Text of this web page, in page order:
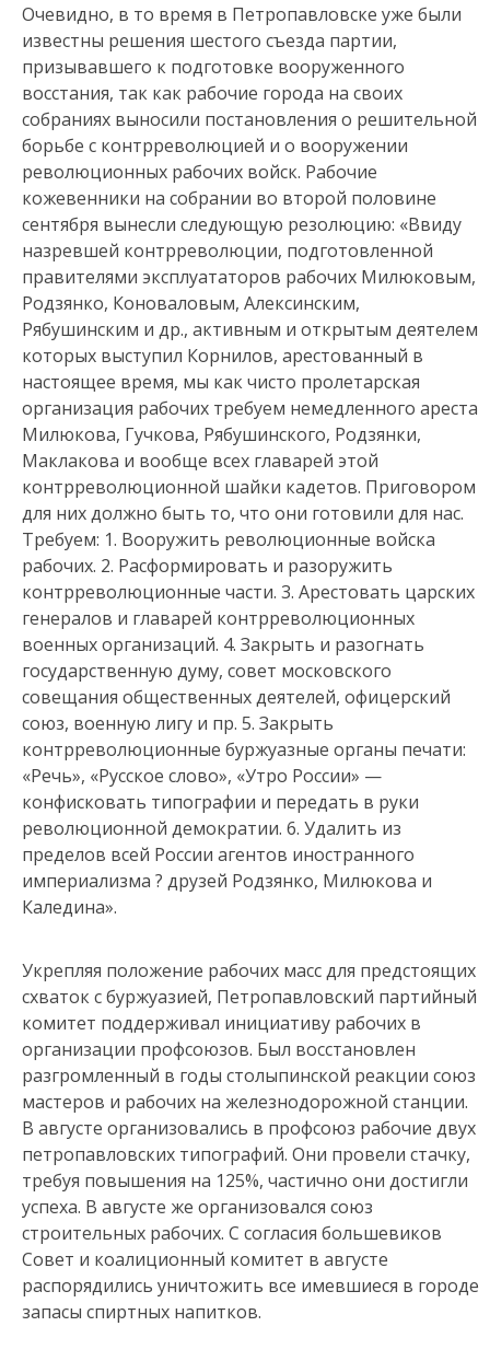
Очевидно, в то время в Петропавловске уже были
известны решения шестого съезда партии,
призывавшего к подготовке вооруженного
восстания, так как рабочие города на своих
собраниях выносили постановления о решительной
борьбе с контрреволюцией и о вооружении
революционных рабочих войск. Рабочие
кожевенники на собрании во второй половине
сентября вынесли следующую резолюцию: «Ввиду
назревшей контрреволюции, подготовленной
правителями эксплуататоров рабочих Милюковым,
Родзянко, Коноваловым, Алексинским,
Рябушинским и др., активным и открытым деятелем
которых выступил Корнилов, арестованный в
настоящее время, мы как чисто пролетарская
организация рабочих требуем немедленного ареста
Милюкова, Гучкова, Рябушинского, Родзянки,
Маклакова и вообще всех главарей этой
контрреволюционной шайки кадетов. Приговором
для них должно быть то, что они готовили для нас.
Требуем: 1. Вооружить революционные войска
рабочих. 2. Расформировать и разоружить
контрреволюционные части. 3. Арестовать царских
генералов и главарей контрреволюционных
военных организаций. 4. Закрыть и разогнать
государственную думу, совет московского
совещания общественных деятелей, офицерский
союз, военную лигу и пр. 5. Закрыть
контрреволюционные буржуазные органы печати:
«Речь», «Русское слово», «Утро России» —
конфисковать типографии и передать в руки
революционной демократии. 6. Удалить из
пределов всей России агентов иностранного
империализма ? друзей Родзянко, Милюкова и
Каледина».
Укрепляя положение рабочих масс для предстоящих
схваток с буржуазией, Петропавловский партийный
комитет поддерживал инициативу рабочих в
организации профсоюзов. Был восстановлен
разгромленный в годы столыпинской реакции союз
мастеров и рабочих на железнодорожной станции.
В августе организовались в профсоюз рабочие двух
петропавловских типографий. Они провели стачку,
требуя повышения на 125%, частично они достигли
успеха. В августе же организовался союз
строительных рабочих. С согласия большевиков
Совет и коалиционный комитет в августе
распорядились уничтожить все имевшиеся в городе
запасы спиртных напитков.